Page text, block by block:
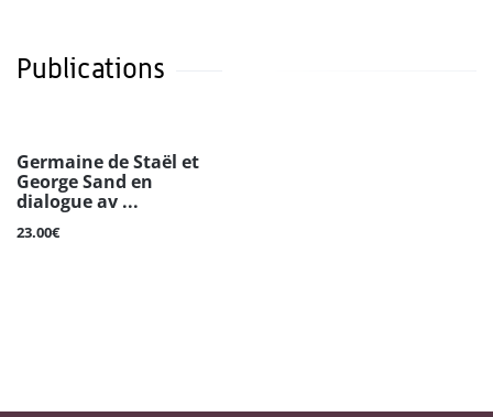
Publications
Germaine de Staël et
George Sand en
dialogue av ...
23.00€